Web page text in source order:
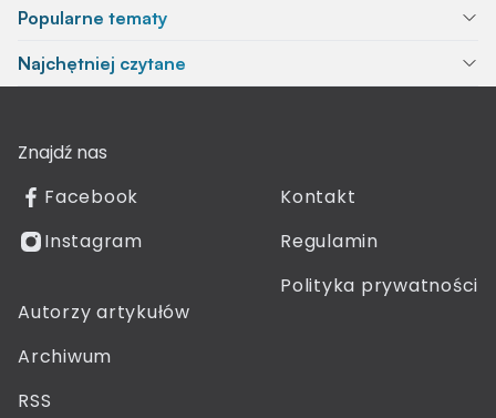
Popularne tematy
Najchętniej czytane
Znajdź nas
Facebook
Instagram
Kontakt
Regulamin
Polityka prywatności
Autorzy artykułów
Archiwum
RSS